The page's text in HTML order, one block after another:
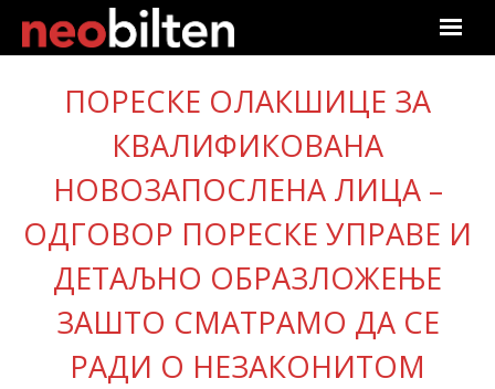
Почетна
Претрага
Актуелно
Подаци
Линкови
О нама
ПОРЕСКЕ ОЛАКШИЦЕ ЗА
КВАЛИФИКОВАНА
НОВОЗАПОСЛЕНА ЛИЦА –
ОДГОВОР ПОРЕСКЕ УПРАВЕ И
ДЕТАЉНО ОБРАЗЛОЖЕЊЕ
ЗАШТО СМАТРАМО ДА СЕ
РАДИ О НЕЗАКОНИТОМ